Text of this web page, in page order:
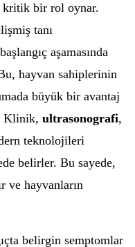
kritik bir rol oynar.
tanı
aşamasında
hayvan sahiplerinin
büyük bir avantaj
Klinik, ultrasonografi,
teknolojileri
belirler. Bu sayede,
ve hayvanların
belirgin semptomlar